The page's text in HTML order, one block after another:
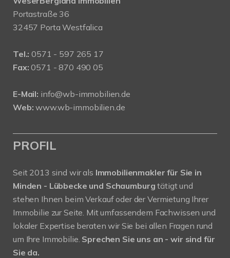
Portastraße 36
32457 Porta Westfalica
Tel.: 0571 - 597 265 17
Fax: 0571 - 870 490 05
E-Mail: info@wb-immobilien.de
Web: www.wb-immobilien.de
PROFIL
Seit 2013 sind wir als Immobilienmakler für Sie in
Minden - Lübbecke und Schaumburgtätigt und
stehen Ihnen beim Verkauf oder der Vermietung Ihrer
Immobilie zur Seite. Mit umfassendem Fachwissen und
lokaler Expertise beraten wir Sie bei allen Fragen rund
um Ihre Immobilie. Sprechen Sie uns an - wir sind für
Sie da.